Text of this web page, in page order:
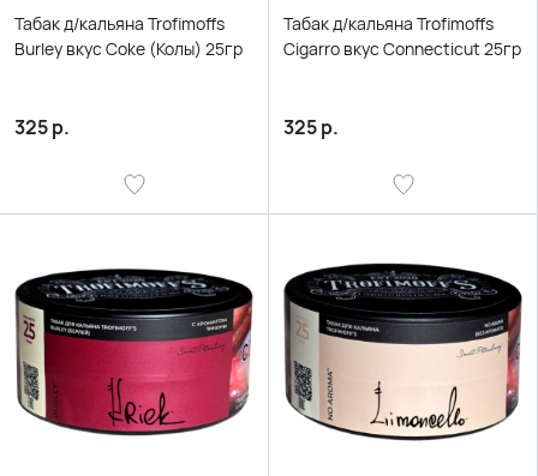
Табак д/кальяна Trofimoffs
Burley вкус Coke (Колы) 25гр
325р.
Табак д/кальяна Trofimoffs
Cigarro вкус Connecticut 25гр
325р.